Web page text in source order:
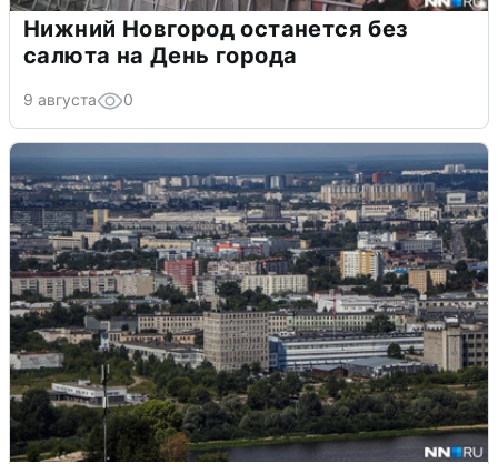
Нижний Новгород останется без
салюта на День города
9 августа 0